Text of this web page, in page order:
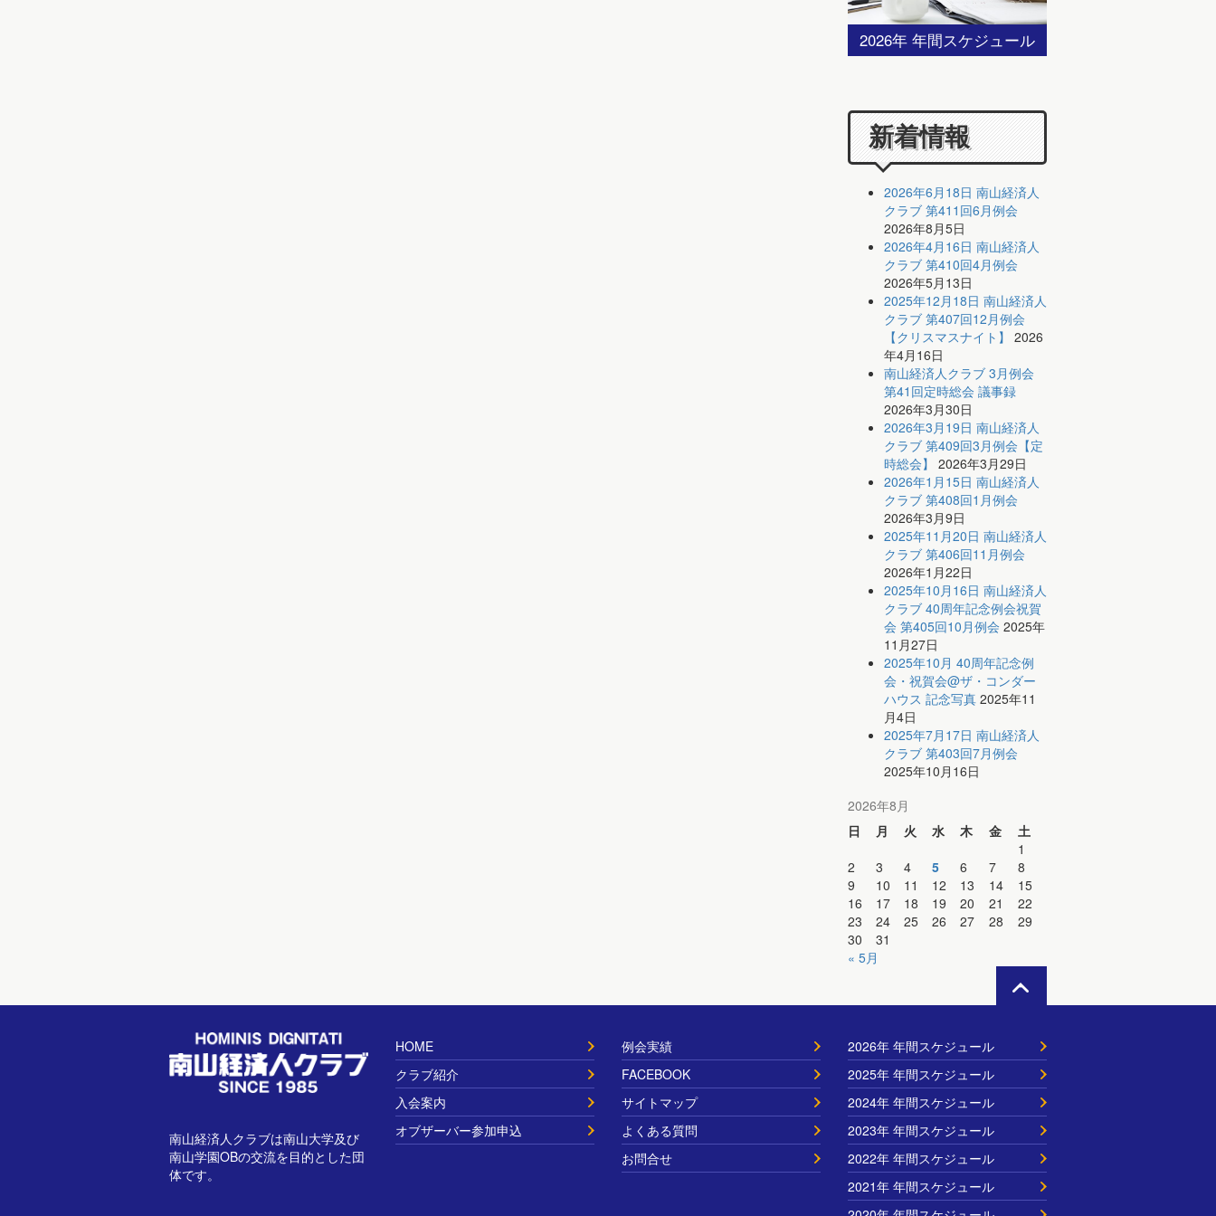
2026年 年間スケジュール
新着情報
2026年6月18日 南山経済人
クラブ 第411回6月例会
2026年8月5日
2026年4月16日 南山経済人
クラブ 第410回4月例会
2026年5月13日
2025年12月18日 南山経済人
クラブ 第407回12月例会
【クリスマスナイト】 2026
年4月16日
南山経済人クラブ 3月例会
第41回定時総会 議事録
2026年3月30日
2026年3月19日 南山経済人
クラブ 第409回3月例会【定
時総会】 2026年3月29日
2026年1月15日 南山経済人
クラブ 第408回1月例会
2026年3月9日
2025年11月20日 南山経済人
クラブ 第406回11月例会
2026年1月22日
2025年10月16日 南山経済人
クラブ 40周年記念例会祝賀
会 第405回10月例会 2025年
11月27日
2025年10月 40周年記念例
会・祝賀会@ザ・コンダー
ハウス 記念写真 2025年11
月4日
2025年7月17日 南山経済人
クラブ 第403回7月例会
2025年10月16日
2026年8月
日
月 火 水 木 金
土
1
2
3 4 5 6 7
8
9
10 11 12 13 14
15
16
17 18 19 20 21
22
23
24 25 26 27 28
29
30
31
« 5月
南山経済人クラブは南山大学及び
南山学園OBの交流を目的とした団
体です。
HOME
クラブ紹介
入会案内
オブザーバー参加申込
例会実績
FACEBOOK
サイトマップ
よくある質問
お問合せ
2026年 年間スケジュール
2025年 年間スケジュール
2024年 年間スケジュール
2023年 年間スケジュール
2022年 年間スケジュール
2021年 年間スケジュール